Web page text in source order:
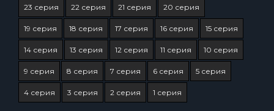
23 серия 22 серия 21 серия 20 серия
19 серия 18 серия 17 серия 16 серия 15 серия
14 серия 13 серия 12 серия 11 серия 10 серия
9 серия 8 серия 7 серия 6 серия 5 серия
4 серия 3 серия 2 серия 1 серия